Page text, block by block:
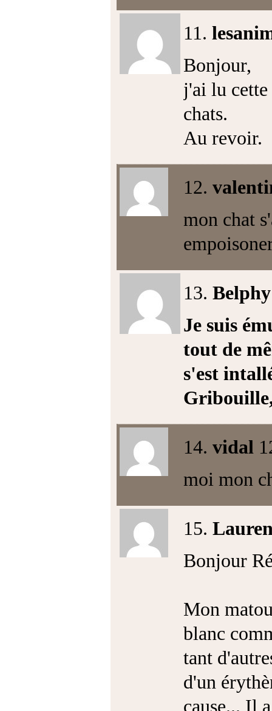
11.
Bonjour,
j'ai lu cette
chats.
Au revoir.
12.
mon chat
13. Belphy
Je suis
tout de
s'est
14. vidal
moi mon
15.
Bonjour
Mon
blanc
tant
d'un
cause... Il